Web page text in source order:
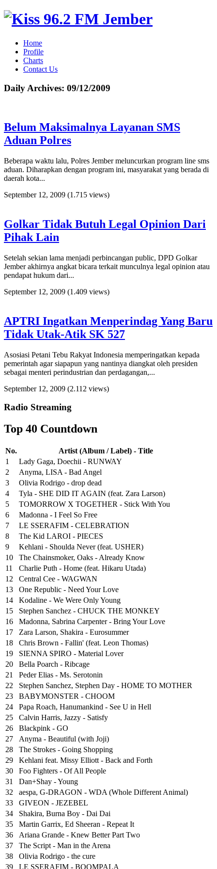
Home
Profile
Charts
Contact Us
Daily Archives: 09/12/2009
Belum Maksimalnya Layanan SMS
Aduan Polres
Beberapa waktu lalu, Polres Jember meluncurkan program line sms
aduan. Diharapkan dengan program ini, masyarakat yang berada di
daerah kota...
September 12, 2009 (1.715 views)
Golkar Tidak Butuh Legal Opinion Dari
Pihak Lain
Setelah sekian lama menjadi perbincangan public, DPD Golkar
Jember akhirnya angkat bicara terkait munculnya legal opinion atau
pendapat hukum dari...
September 12, 2009 (1.409 views)
APTRI Ingatkan Menperindag Yang Baru
Tidak Utak-Atik SK 527
Asosiasi Petani Tebu Rakyat Indonesia memperingatkan kepada
pemerintah agar siapapun yang nantinya diangkat oleh presiden
sebagai menteri perindustrian dan perdagangan,...
September 12, 2009 (2.112 views)
Radio Streaming
Top 40 Countdown
No.
Artist (Album / Label) - Title
1
Lady Gaga, Doechii - RUNWAY
2
Anyma, LISA - Bad Angel
3
Olivia Rodrigo - drop dead
4
Tyla - SHE DID IT AGAIN (feat. Zara Larson)
5
TOMORROW X TOGETHER - Stick With You
6
Madonna - I Feel So Free
7
LE SSERAFIM - CELEBRATION
8
The Kid LAROI - PIECES
9
Kehlani - Shoulda Never (feat. USHER)
10
The Chainsmoker, Oaks - Already Know
11
Charlie Puth - Home (feat. Hikaru Utada)
12
Central Cee - WAGWAN
13
One Republic - Need Your Love
14
Kodaline - We Were Only Young
15
Stephen Sanchez - CHUCK THE MONKEY
16
Madonna, Sabrina Carpenter - Bring Your Love
17
Zara Larson, Shakira - Eurosummer
18
Chris Brown - Fallin' (feat. Leon Thomas)
19
SIENNA SPIRO - Material Lover
20
Bella Poarch - Ribcage
21
Peder Elias - Ms. Serotonin
22
Stephen Sanchez, Stephen Day - HOME TO MOTHER
23
BABYMONSTER - CHOOM
24
Papa Roach, Hanumankind - See U in Hell
25
⁠Calvin Harris, Jazzy - Satisfy
26
Blackpink - GO
27
Anyma - Beautiful (with Joji)
28
The Strokes - Going Shopping
29
Kehlani feat. Missy Elliott - Back and Forth
30
Foo Fighters - Of All People
31
Dan+Shay - Young
32
aespa, G-DRAGON - WDA (Whole Different Animal)
33
GIVEON - JEZEBEL
34
Shakira, Burna Boy - Dai Dai
35
Martin Garrix, Ed Sheeran - Repeat It
36
Ariana Grande - Knew Better Part Two
37
The Script - Man in the Arena
38
Olivia Rodrigo - the cure
39
LE SSERAFIM - BOOMPALA